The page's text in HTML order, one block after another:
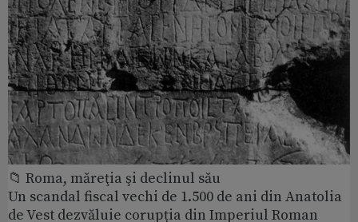
📁 Roma, măreţia şi declinul său
Un scandal fiscal vechi de 1.500 de ani din Anatolia
de Vest dezvăluie corupția din Imperiul Roman